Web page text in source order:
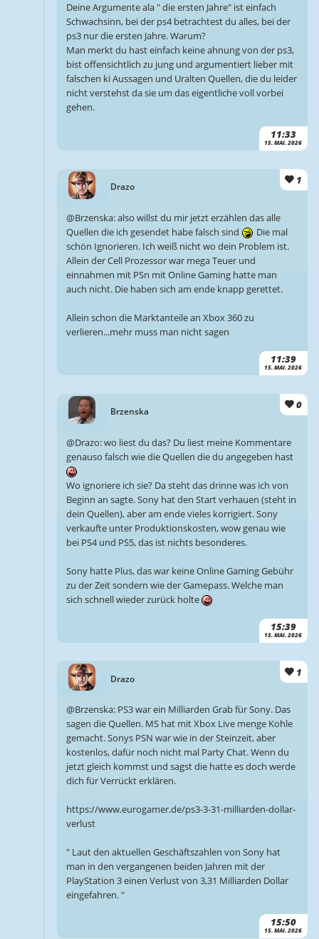
11:33
15. MAI. 2026
Deine Argumente ala " die ersten Jahre" ist einfach
Schwachsinn, bei der ps4 betrachtest du alles, bei der
ps3 nur die ersten Jahre. Warum?
Man merkt du hast einfach keine ahnung von der ps3,
bist offensichtlich zu jung und argumentiert lieber mit
falschen ki Aussagen und Uralten Quellen, die du leider
nicht verstehst da sie um das eigentliche voll vorbei
gehen.
Drazo
1
11:39
15. MAI. 2026
@Brzenska: also willst du mir jetzt erzählen das alle
Quellen die ich gesendet habe falsch sind
Die mal
schön Ignorieren. Ich weiß nicht wo dein Problem ist.
Allein der Cell Prozessor war mega Teuer und
einnahmen mit PSn mit Online Gaming hatte man
auch nicht. Die haben sich am ende knapp gerettet.
Allein schon die Marktanteile an Xbox 360 zu
verlieren...mehr muss man nicht sagen
Brzenska
0
15:39
15. MAI. 2026
@Drazo: wo liest du das? Du liest meine Kommentare
genauso falsch wie die Quellen die du angegeben hast
Wo ignoriere ich sie? Da steht das drinne was ich von
Beginn an sagte. Sony hat den Start verhauen (steht in
dein Quellen), aber am ende vieles korrigiert. Sony
verkaufte unter Produktionskosten, wow genau wie
bei PS4 und PS5, das ist nichts besonderes.
Sony hatte Plus, das war keine Online Gaming Gebühr
zu der Zeit sondern wie der Gamepass. Welche man
sich schnell wieder zurück holte
Drazo
1
15:50
15. MAI. 2026
@Brzenska: PS3 war ein Milliarden Grab für Sony. Das
sagen die Quellen. MS hat mit Xbox Live menge Kohle
gemacht. Sonys PSN war wie in der Steinzeit, aber
kostenlos, dafür noch nicht mal Party Chat. Wenn du
jetzt gleich kommst und sagst die hatte es doch werde
dich für Verrückt erklären.
https://www.eurogamer.de/ps3-3-31-milliarden-dollar-
verlust
" Laut den aktuellen Geschäftszahlen von Sony hat
man in den vergangenen beiden Jahren mit der
PlayStation 3 einen Verlust von 3,31 Milliarden Dollar
eingefahren. "